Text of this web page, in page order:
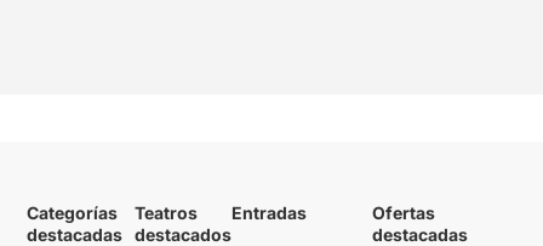
Categorías
destacadas
Teatros
destacados
Entradas
Ofertas
destacadas